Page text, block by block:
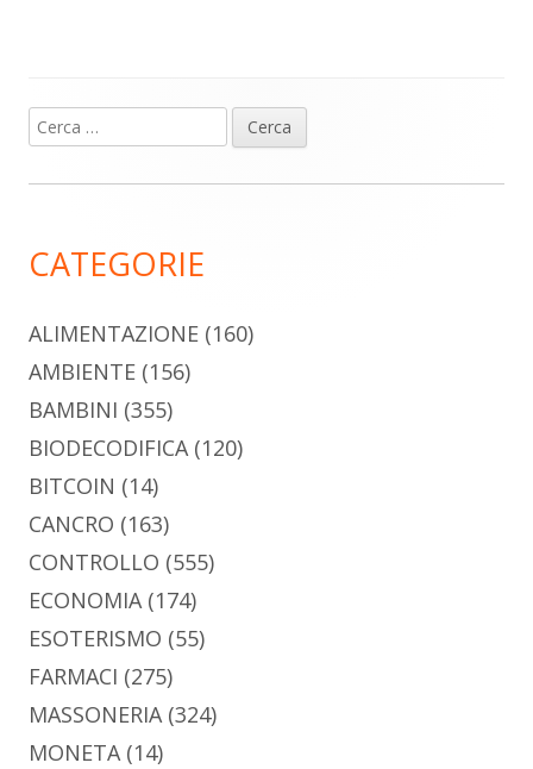
Barra
laterale
Ricerca
per:
CATEGORIE
ALIMENTAZIONE (160)
AMBIENTE (156)
BAMBINI (355)
BIODECODIFICA(120)
BITCOIN (14)
CANCRO (163)
CONTROLLO (555)
ECONOMIA(174)
ESOTERISMO (55)
FARMACI (275)
MASSONERIA(324)
MONETA(14)